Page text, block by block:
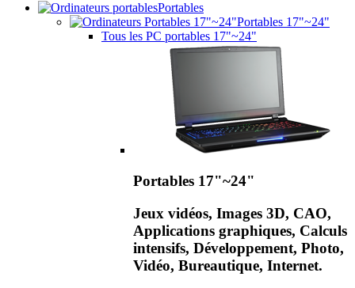
Portables
Portables 17"~24"
Tous les PC portables 17"~24"
Portables 17"~24"
Jeux vidéos, Images 3D, CAO,
Applications graphiques, Calculs
intensifs, Développement, Photo,
Vidéo, Bureautique, Internet.